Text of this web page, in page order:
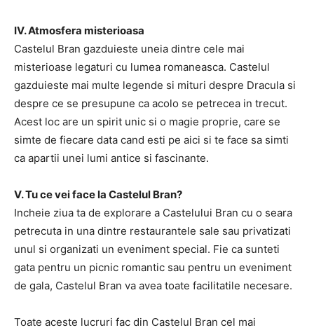
IV. Atmosfera misterioasa
Castelul Bran gazduieste uneia dintre cele mai
misterioase legaturi cu lumea romaneasca. Castelul
gazduieste mai multe legende si mituri despre Dracula si
despre ce se presupune ca acolo se petrecea in trecut.
Acest loc are un spirit unic si o magie proprie, care se
simte de fiecare data cand esti pe aici si te face sa simti
ca apartii unei lumi antice si fascinante.
V. Tu ce vei face la Castelul Bran?
Incheie ziua ta de explorare a Castelului Bran cu o seara
petrecuta in una dintre restaurantele sale sau privatizati
unul si organizati un eveniment special. Fie ca sunteti
gata pentru un picnic romantic sau pentru un eveniment
de gala, Castelul Bran va avea toate facilitatile necesare.
Toate aceste lucruri fac din Castelul Bran cel mai